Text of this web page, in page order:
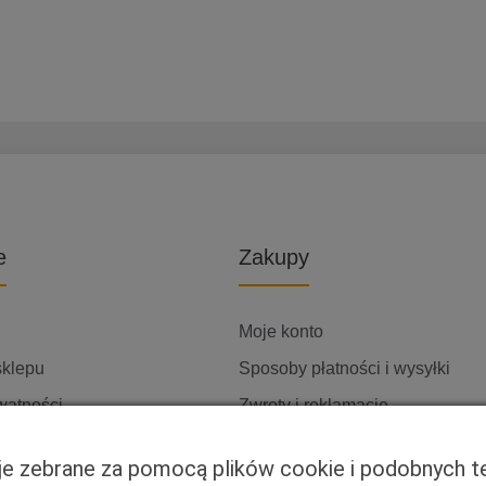
Zakupy
Moje konto
Sposoby płatności i wysyłki
Zwroty i reklamacje
zebrane za pomocą plików cookie i podobnych